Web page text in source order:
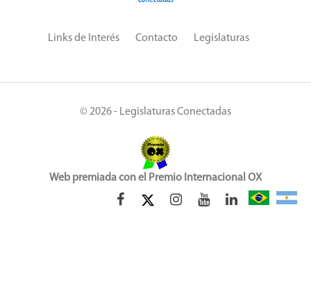
Links de Interés Contacto Legislaturas
© 2026 - Legislaturas Conectadas
Web premiada con el Premio Internacional OX